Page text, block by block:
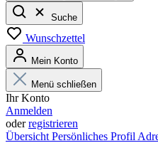
Suche
Wunschzettel
Mein Konto
Menü schließen
Ihr Konto
Anmelden
oderregistrieren
Übersicht Persönliches Profil